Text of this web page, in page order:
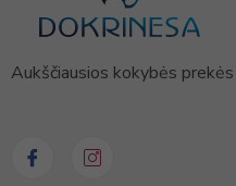
Aukščiausios kokybės prekės